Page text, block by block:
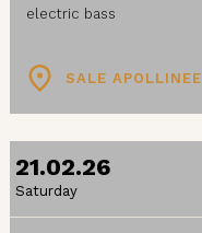
electric bass
SALE APOLLINEE
21.02.26
Saturday